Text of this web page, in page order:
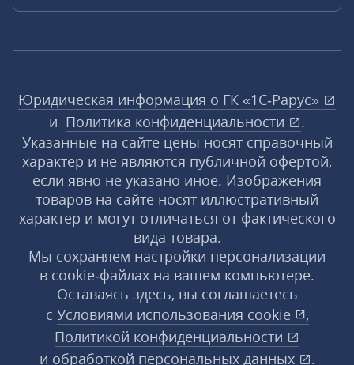
Юридическая информация о ГК «1С‑Рарус»
и Политика конфиденциальности
.
Указанные на сайте цены носят справочный
характер и не являются публичной офертой,
если явно не указано иное. Изображения
товаров на сайте носят иллюстративный
характер и могут отличаться от фактического
вида товара.
Мы сохраняем настройки персонализации
в cookie‑файлах на вашем компьютере.
Оставаясь здесь, вы соглашаетесь
с Условиями использования cookie
,
Политикой конфиденциальности
и обработкой персональных данных .